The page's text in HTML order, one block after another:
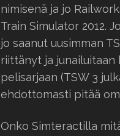
nimisenä ja jo
Train Simulator 2012.
jo saanut uusimman
riittänyt ja junailuitaan
pelisarjaan (TSW 3
ehdottomasti pitää
Onko Simteractilla